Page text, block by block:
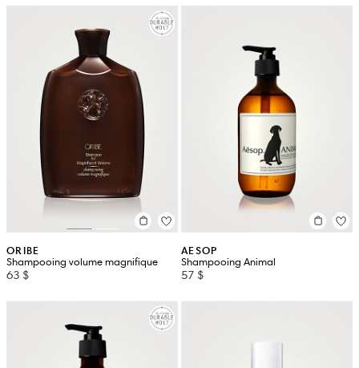
ORIBE
Shampooing volume magnifique
63 $
AESOP
Shampooing Animal
57 $